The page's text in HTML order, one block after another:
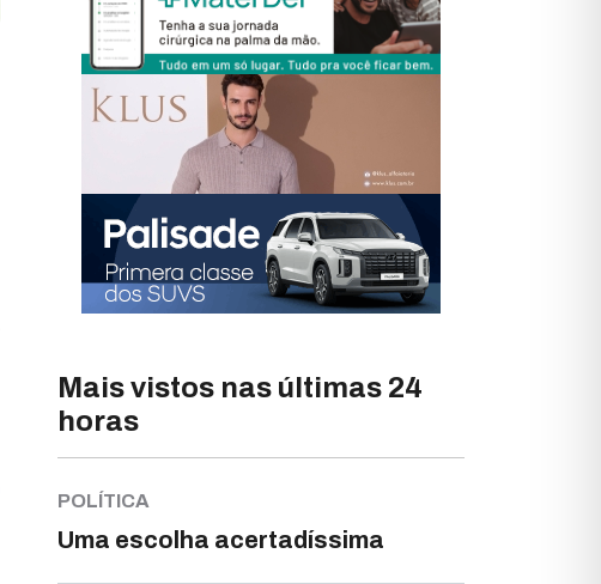
Mais vistos nas últimas 24
horas
POLÍTICA
Uma escolha acertadíssima